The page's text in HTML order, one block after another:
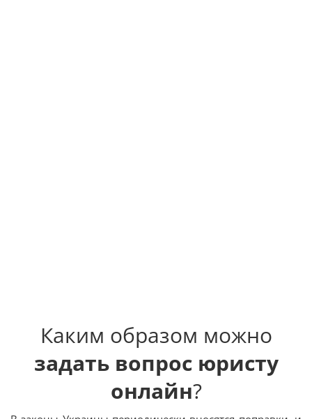
Каким образом можно
задать вопрос юристу
онлайн?